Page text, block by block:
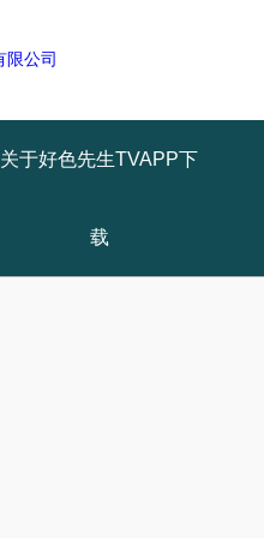
关于好色先生TVAPP下
载